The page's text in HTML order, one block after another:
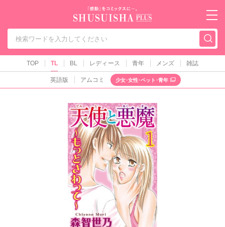
秋水社PLUS（テ
TOP TL BL レディース 青年 メンズ 雑誌
英語版 アムコミ 少女･女性･ペット･青年